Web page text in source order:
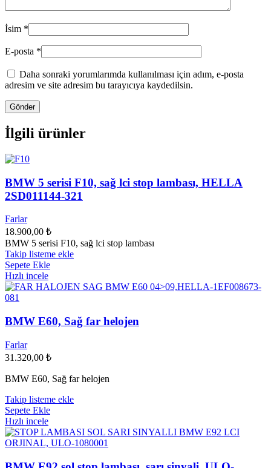
İsim *
E-posta *
Daha sonraki yorumlarımda kullanılması için adım, e-posta
adresim ve site adresim bu tarayıcıya kaydedilsin.
İlgili ürünler
BMW 5 serisi F10, sağ lci stop lambası, HELLA
2SD011144-321
Farlar
18.900,00 ₺
BMW 5 serisi F10, sağ lci stop lambası
Takip listeme ekle
Sepete Ekle
Hızlı incele
BMW E60, Sağ far helojen
Farlar
31.320,00 ₺
BMW E60, Sağ far helojen
Takip listeme ekle
Sepete Ekle
Hızlı incele